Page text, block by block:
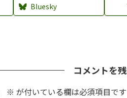
Bluesky
コメントを
※ が付いている欄は必須項目です